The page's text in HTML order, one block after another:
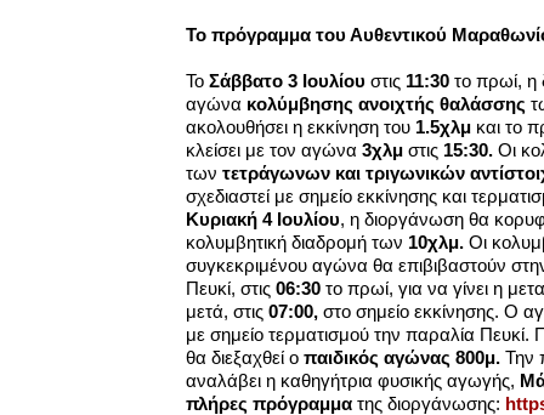
Το πρόγραμμα του Αυθεντικού
Το Σάββατο 3 Ιουλίου στις 11:30 το πρωί, η
αγώνα κολύμβησης ανοιχτής θαλάσσης
ακολουθήσει η εκκίνηση του 1.5χλμ και το
κλείσει με τον αγώνα 3χλμ στις 15:30. Οι
των τετράγωνων και τριγωνικών
σχεδιαστεί με σημείο εκκίνησης και
Κυριακή 4 Ιουλίου, η διοργάνωση θα
κολυμβητική διαδρομή των 10χλμ. Οι
συγκεκριμένου αγώνα θα επιβιβαστούν
Πευκί, στις 06:30 το πρωί, για να γίνει η
μετά, στις 07:00, στο σημείο εκκίνησης. Ο
με σημείο τερματισμού την παραλία
θα διεξαχθεί ο παιδικός αγώνας 800μ. Την
αναλάβει η καθηγήτρια φυσικής αγωγής,
πλήρες πρόγραμμα της διοργάνωσης: